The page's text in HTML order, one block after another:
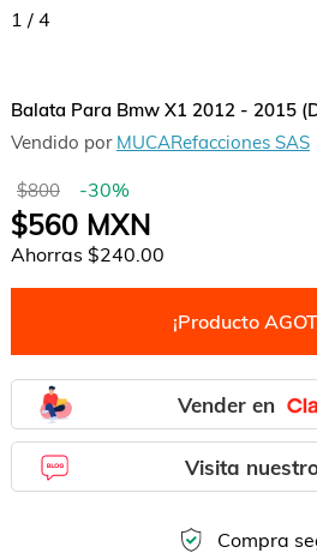
1 / 4
Balata Para Bmw X1 2012 - 2015
Vendido por MUCARefacciones SAS
$800 -30%
$560MXN
Ahorras $240.00
¡Producto
Vender en
Visita
Compra